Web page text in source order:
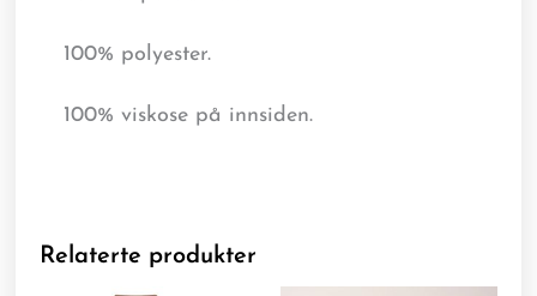
100% polyester.
100% viskose på innsiden.
Relaterte produkter